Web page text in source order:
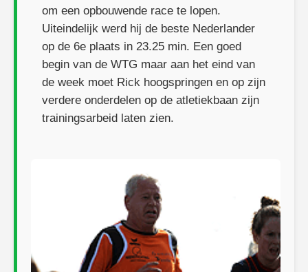
om een opbouwende race te lopen.
Uiteindelijk werd hij de beste Nederlander
op de 6e plaats in 23.25 min. Een goed
begin van de WTG maar aan het eind van
de week moet Rick hoogspringen en op zijn
verdere onderdelen op de atletiekbaan zijn
trainingsarbeid laten zien.